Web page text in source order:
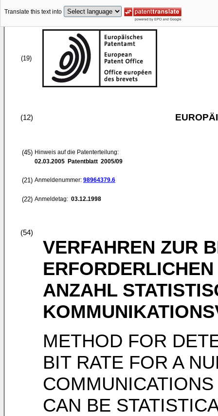
Translate this text into
(19)
(12)
(45) Hinweis auf die Patenterteilung:
02.03.2005 Patentblatt 2005/09
(21) Anmeldenummer: 98964379.6
(22) Anmeldetag: 03.12.1998
(54)
VERFAHREN ZUR
ANZAHL
METHOD FOR
BIT RATE FOR A
CAN BE